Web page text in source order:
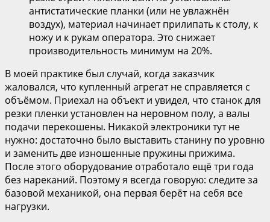
антистатические планки (или не увлажнён
воздух), материал начинает прилипать к столу, к
ножу и к рукам оператора. Это снижает
производительность минимум на 20%.
В моей практике был случай, когда заказчик
жаловался, что купленный агрегат не справляется с
объёмом. Приехал на объект и увидел, что станок для
резки пленки установлен на неровном полу, а валы
подачи перекошены. Никакой электроники тут не
нужно: достаточно было выставить станину по уровню
и заменить две изношенные пружины прижима.
После этого оборудование отработало ещё три года
без нареканий. Поэтому я всегда говорую: следите за
базовой механикой, она первая берёт на себя все
нагрузки.